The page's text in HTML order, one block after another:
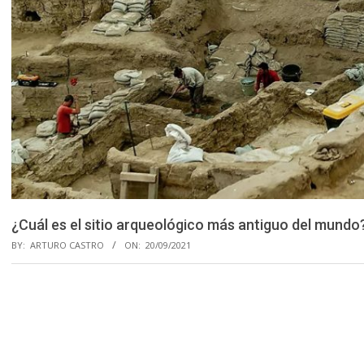
¿Cuál es el sitio arqueológico más antiguo del
BY: ARTURO CASTRO ON: 20/09/2021